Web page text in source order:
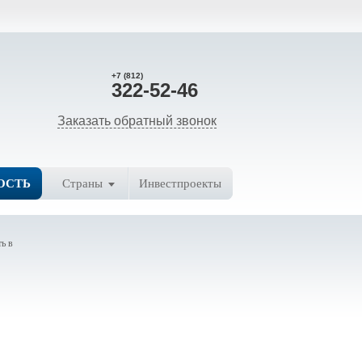
+7 (812)
322-52-46
Заказать обратный звонок
Страны Инвестпроекты
в